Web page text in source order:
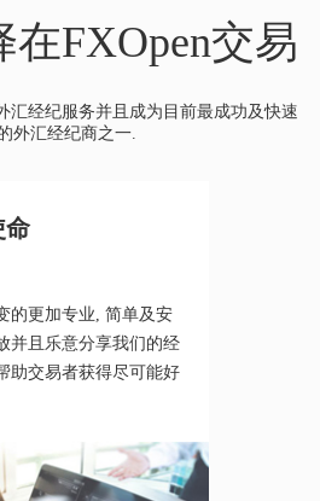
在FXOpen交易
汇经纪服务并且成为目前最成功及快速
外汇经纪商之一.
命
的更加专业, 简单及安
并且乐意分享我们的经
助交易者获得尽可能好